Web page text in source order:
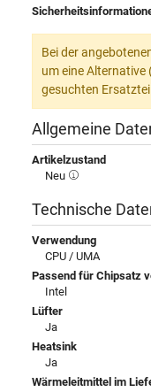
Bei der
um eine
gesuchten
Allgemeine
Artikelzustand
Neu
Technische
Verwendung
CPU / UMA
Passend für Chipsatz
Intel
Lüfter
Ja
Heatsink
Ja
Wärmeleitmittel im